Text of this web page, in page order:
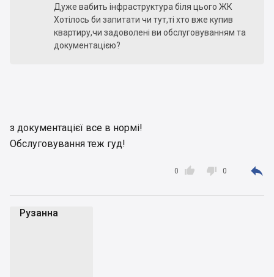
Дуже вабить інфраструктура біля цього ЖК
Хотілось би запитати чи тут,ті хто вже купив
квартиру,чи задоволені ви обслуговуванням та
документацією?
з документацієї все в нормі!
Обслуговування теж гуд!

0  0 
Рузанна